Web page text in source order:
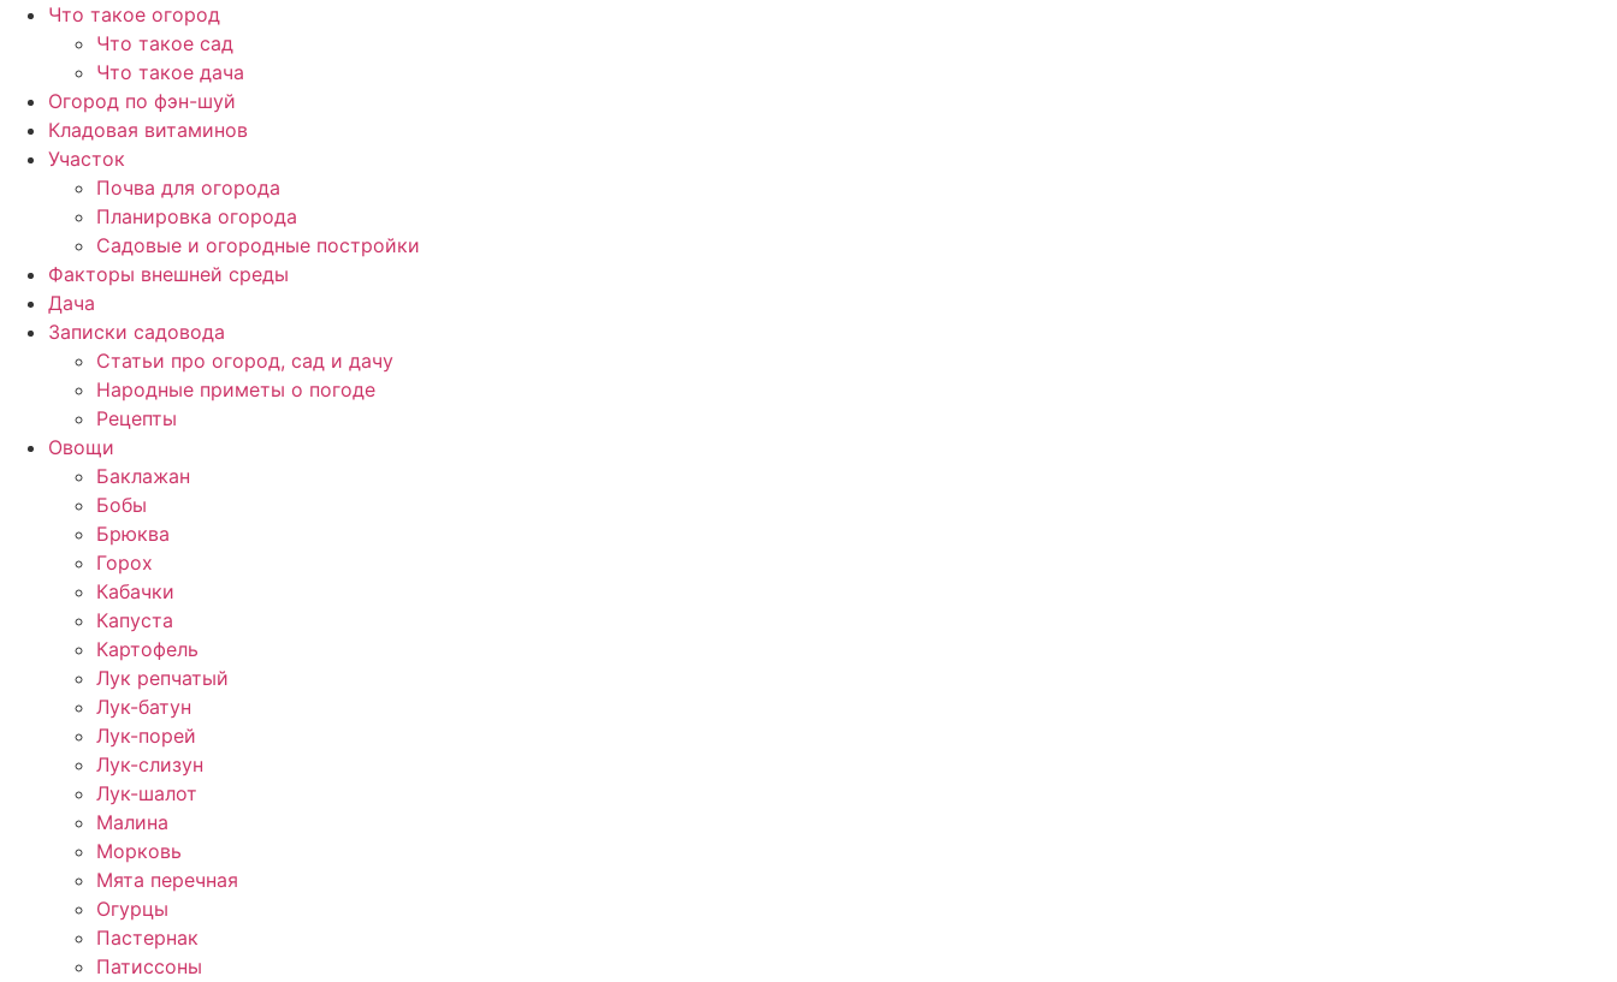
Перейти
содержимому
Что такое огород
Что такое сад
Что такое дача
Огород по фэн-шуй
Кладовая витаминов
Участок
Почва для огорода
Планировка огорода
Садовые и огородные постройки
Факторы внешней среды
Дача
Записки садовода
Статьи про огород, сад и дачу
Народные приметы о погоде
Рецепты
Овощи
Баклажан
Бобы
Брюква
Горох
Кабачки
Капуста
Картофель
Лук репчатый
Лук-батун
Лук-порей
Лук-слизун
Лук-шалот
Малина
Морковь
Мята перечная
Огурцы
Пастернак
Патиссоны